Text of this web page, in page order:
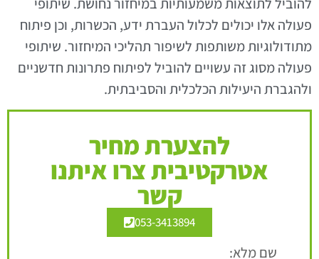
פעולה אלו יכולים לכלול העברת ידע, הכשרות, וכן פיתוח
מתודולוגיות משותפות לשיפור תהליכי המיחזור. שיתופי
פעולה מסוג זה עשויים להוביל לפיתוח פתרונות חדשניים
ולהגברת היעילות הכלכלית והסביבתית.
להצערת מחיר
אטרקטיבית צרו איתנו
קשר
053-3413894